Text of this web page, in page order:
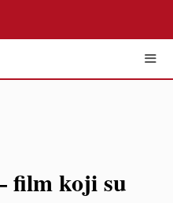
film koji su